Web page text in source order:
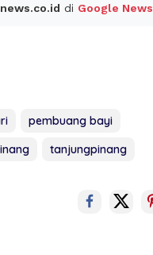
di Google News
pembuang bayi
tanjungpinang